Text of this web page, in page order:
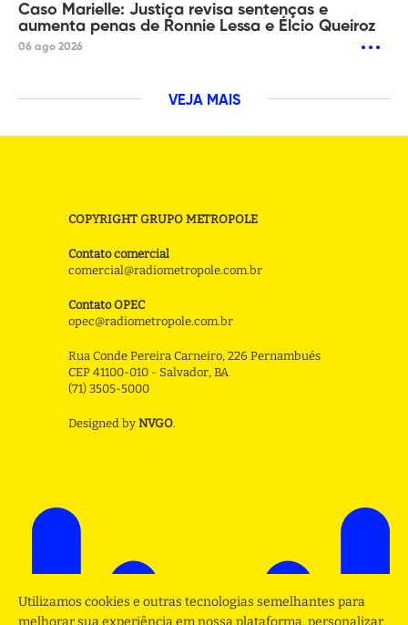
Caso Marielle: Justiça revisa sentenças e
aumenta penas de Ronnie Lessa e Élcio Queiroz
06 ago 2026
VEJA MAIS
COPYRIGHT GRUPO METROPOLE
Contato comercial
comercial@radiometropole.com.br
Contato OPEC
opec@radiometropole.com.br
Rua Conde Pereira Carneiro, 226 Pernambués
CEP 41100-010 - Salvador, BA
(71) 3505-5000
Designed by NVGO.
Utilizamos cookies e outras tecnologias semelhantes para
melhorar sua experiência em nossa plataforma, personalizar